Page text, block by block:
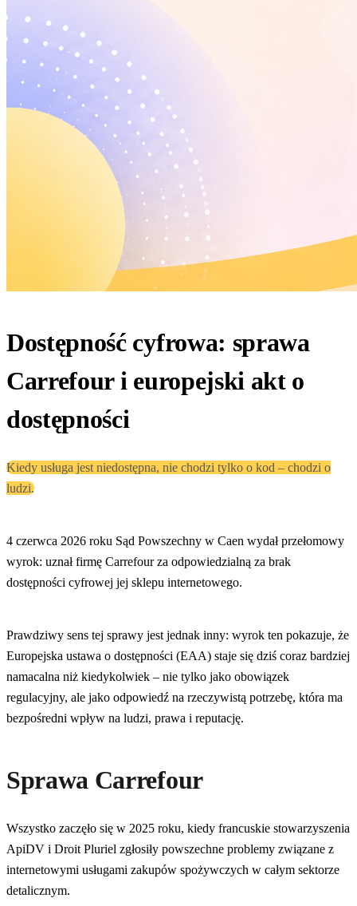
Dostępność cyfrowa: sprawa
Carrefour i europejski akt o
dostępności
Kiedy usługa jest niedostępna, nie chodzi tylko o kod – chodzi o
ludzi.
4 czerwca 2026 roku Sąd Powszechny w Caen wydał przełomowy
wyrok: uznał firmę Carrefour za odpowiedzialną za brak
dostępności cyfrowej jej sklepu internetowego.
Prawdziwy sens tej sprawy jest jednak inny: wyrok ten pokazuje, że
Europejska ustawa o dostępności (EAA) staje się dziś coraz bardziej
namacalna niż kiedykolwiek – nie tylko jako obowiązek
regulacyjny, ale jako odpowiedź na rzeczywistą potrzebę, która ma
bezpośredni wpływ na ludzi, prawa i reputację.
Sprawa Carrefour
Wszystko zaczęło się w 2025 roku, kiedy francuskie stowarzyszenia
ApiDV i Droit Pluriel zgłosiły powszechne problemy związane z
internetowymi usługami zakupów spożywczych w całym sektorze
detalicznym.